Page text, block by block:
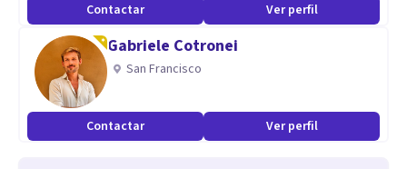
Contactar Ver perfil
Gabriele Cotronei
San Francisco
Contactar Ver perfil